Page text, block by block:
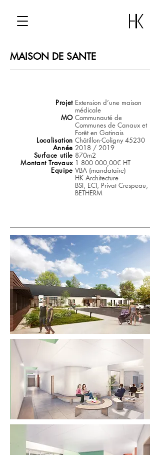
MAISON DE SANTE
Projet
MO
Localisation
Année
Surface utile
Montant Travaux
Equipe
Extension d’une maison
médicale
Communauté de
Communes de Canaux et
Forêt en Gatinais
Châtillon-Coligny 45230
2018 / 2019
870m2
1 800 000,00€ HT
VBA (mandataire)
HK Architecture
BSI, ECI, Privat Crespeau,
BETHERM